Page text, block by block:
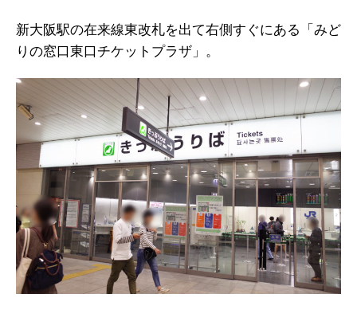
新大阪駅の在来線東改札を出て右側すぐにある「みど
りの窓口東口チケットプラザ」。